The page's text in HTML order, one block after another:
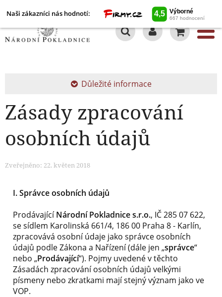
Naši zákazníci nás hodnotí:
Důležité informace
Zásady zpracování
osobních údajů
Zveřejněno: 22. květen 2018
I. Správce osobních údajů
ProdávajícíNárodní Pokladnice s.r.o., IČ 285 07 622,
se sídlem Karolinská 661/4, 186 00 Praha 8 - Karlín,
zpracovává osobní údaje jako správce osobních
údajů podle Zákona a Nařízení (dále jen „správce“
nebo „Prodávající“). Pojmy uvedené v těchto
Zásadách zpracování osobních údajů velkými
písmeny nebo zkratkami mají stejný význam jako ve
VOP.